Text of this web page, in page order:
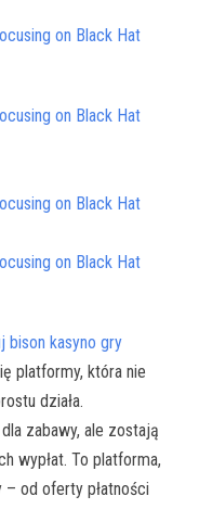
on Black Hat
on Black Hat
on Black Hat
on Black Hat
bison kasyno gry
platformy, która nie
działa.
zabawy, ale zostają
wypłat. To platforma,
od oferty płatności